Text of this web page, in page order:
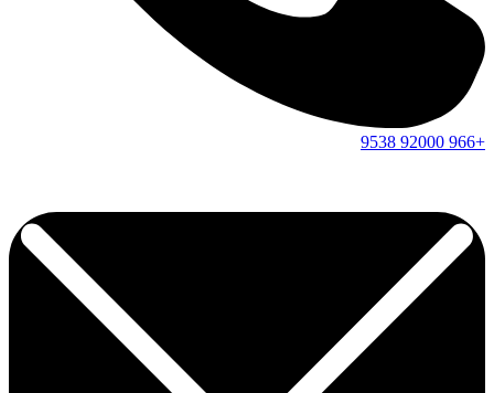
+966
92000
9538